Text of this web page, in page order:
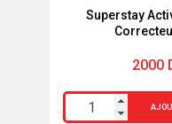
Superstay
2000
quantité